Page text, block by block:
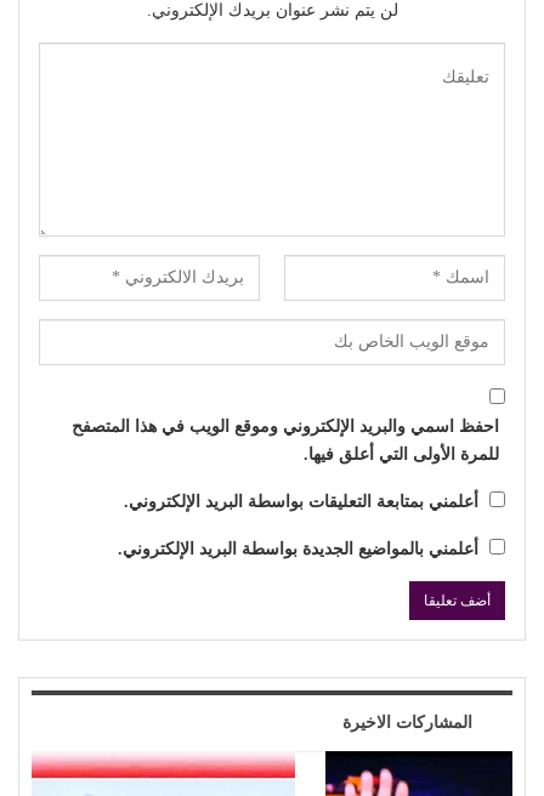
لن يتم نشر عنوان بريدك الإلكتروني.
احفظ اسمي والبريد الإلكتروني وموقع الويب في هذا المتصفح
للمرة الأولى التي أعلق فيها.
أعلمني بمتابعة التعليقات بواسطة البريد الإلكتروني.
أعلمني بالمواضيع الجديدة بواسطة البريد الإلكتروني.
المشاركات الاخيرة